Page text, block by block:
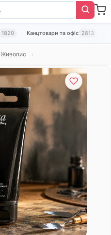
1820 Канцтовари та офіс 2813
Живопис